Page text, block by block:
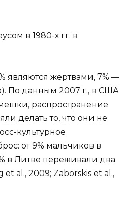
в 1980-х гг. в
являются жертвами, 7% —
По данным 2007 г., в США
распространение
делать то, что они не
культурное
от 9% мальчиков в
в Литве переживали два
al., 2009; Zaborskis et al.,